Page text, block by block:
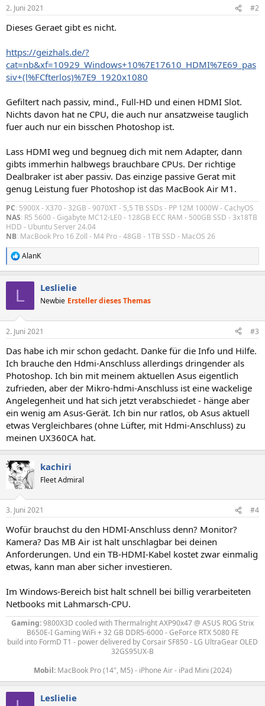
2. Juni 2021 #2
Dieses Geraet gibt es nicht.
https://geizhals.de/?
cat=nb&xf=10929_Windows+10%7E17610_HDMI%7E69_pas
siv+(l%FCfterlos)%7E9_1920x1080
Gefiltert nach passiv, mind., Full-HD und einen HDMI Slot.
Nichts davon hat ne CPU, die auch nur ansatzweise tauglich
fuer auch nur ein bisschen Photoshop ist.
Lass HDMI weg und begnueg dich mit nem Adapter, dann
gibts immerhin halbwegs brauchbare CPUs. Der richtige
Dealbraker ist aber passiv. Das einzige passive Gerat mit
genug Leistung fuer Photoshop ist das MacBook Air M1.
PC: 5900X - X370 - 32GB - 9070XT - 5,5 TB SSDs - PP 12M 1000W - CachyOS
NAS: R5 5600 - Gigabyte MC12-LE0 - 128GB ECC RAM - 500GB SSD - 3x18TB
HDD - Ubuntu Server 24.04
NB: MacBook Pro 16 Zoll - M4 Pro - 48GB - 1TB SSD - MacOS 26
R
e
e
:
AlanK
L Leslielie
Newbie Ersteller dieses Themas
2. Juni 2021 #3
Das habe ich mir schon gedacht. Danke für die Info und Hilfe.
Ich brauche den Hdmi-Anschluss allerdings dringender als
Photoshop. Ich bin mit meinem aktuellen Asus eigentlich
zufrieden, aber der Mikro-hdmi-Anschluss ist eine wackelige
Angelegenheit und hat sich jetzt verabschiedet - hänge aber
ein wenig am Asus-Gerät. Ich bin nur ratlos, ob Asus aktuell
etwas Vergleichbares (ohne Lüfter, mit Hdmi-Anschluss) zu
meinen UX360CA hat.
kachiri
Fleet Admiral
3. Juni 2021 #4
Wofür brauchst du den HDMI-Anschluss denn? Monitor?
Kamera? Das MB Air ist halt unschlagbar bei deinen
Anforderungen. Und ein TB-HDMI-Kabel kostet zwar einmalig
etwas, kann man aber sicher investieren.
Im Windows-Bereich bist halt schnell bei billig verarbeiteten
Netbooks mit Lahmarsch-CPU.
Gaming:9800X3D cooled with Thermalright AXP90x47@ ASUS ROG Strix
B650E-I Gaming WiFi + 32 GB DDR5-6000 - GeForce RTX 5080 FE
build into FormD T1 - power delivered byCorsair SF850 - LG UltraGear OLED
32GS95UX-B
Mobil:MacBook Pro (14", M5) - iPhone Air - iPad Mini (2024)
Leslielie